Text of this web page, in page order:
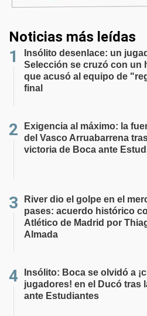
Noticias más leídas
Insólito desenlace: un
Selección se cruzó con un
que acusó al equipo de
final
Exigencia al máximo: la
del Vasco Arruabarrena
victoria de Boca ante
River dio el golpe en el
pases: acuerdo histórico
Atlético de Madrid por
Almada
Insólito: Boca se olvidó a
jugadores! en el Ducó tras
ante Estudiantes